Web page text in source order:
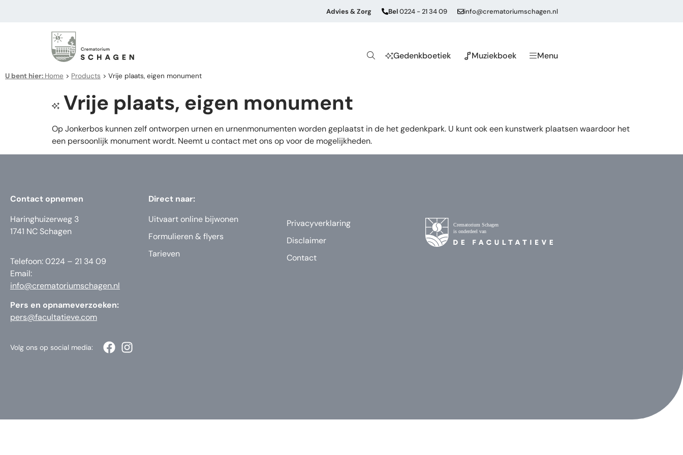
Advies & Zorg Bel0224 - 21 34 09 info@crematoriumschagen.nl
Gedenkboetiek Muziekboek Menu
U bent hier: Home > Products > Vrije plaats, eigen monument
Vrije plaats, eigen monument
Op Jonkerbos kunnen zelf ontworpen urnen en urnenmonumenten worden geplaatst in de het gedenkpark. U kunt ook een kunstwerk plaatsen waardoor het
een persoonlijk monument wordt. Neemt u contact met ons op voor de mogelijkheden.
Contact opnemen
Haringhuizerweg 3
1741 NC Schagen
Telefoon: 0224 – 21 34 09
Email:
info@crematoriumschagen.nl
Pers en opnameverzoeken:
pers@facultatieve.com
Direct naar:
Uitvaart online bijwonen
Formulieren & flyers
Tarieven
Privacyverklaring
Disclaimer
Contact
Volg ons op social media: